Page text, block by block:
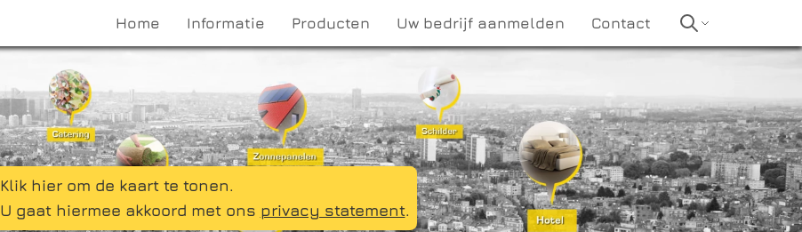
Home Informatie Producten Uw bedrijf aanmelden Contact
Klik hier om de kaart te tonen.
U gaat hiermee akkoord met ons privacy statement.